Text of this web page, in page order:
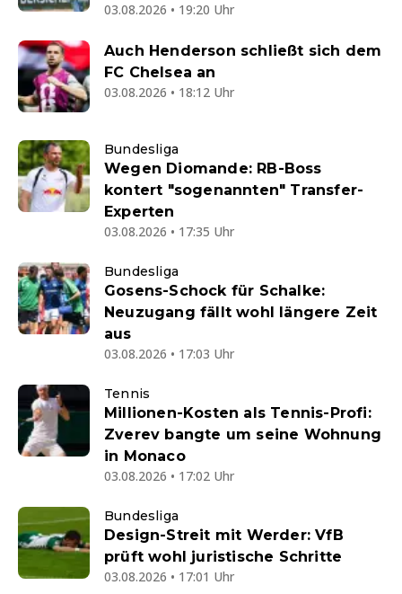
03.08.2026 • 19:20 Uhr
Auch Henderson schließt sich dem
FC Chelsea an
03.08.2026 • 18:12 Uhr
Bundesliga
Wegen Diomande: RB-Boss
kontert "sogenannten" Transfer-
Experten
03.08.2026 • 17:35 Uhr
Bundesliga
Gosens-Schock für Schalke:
Neuzugang fällt wohl längere Zeit
aus
03.08.2026 • 17:03 Uhr
Tennis
Millionen-Kosten als Tennis-Profi:
Zverev bangte um seine Wohnung
in Monaco
03.08.2026 • 17:02 Uhr
Bundesliga
Design-Streit mit Werder: VfB
prüft wohl juristische Schritte
03.08.2026 • 17:01 Uhr